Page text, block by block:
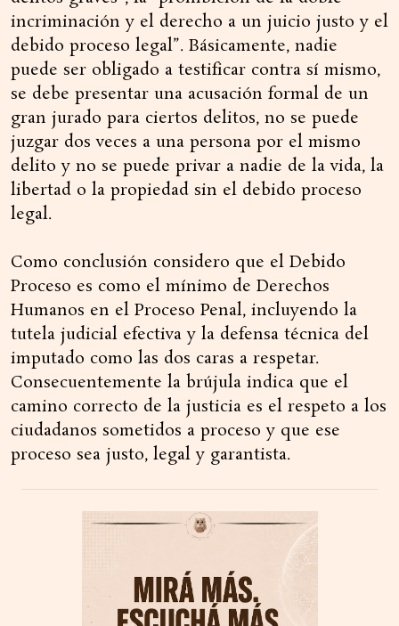
incriminación y el derecho a un juicio justo y el
debido proceso legal”. Básicamente, nadie
puede ser obligado a testificar contra sí mismo,
se debe presentar una acusación formal de un
gran jurado para ciertos delitos, no se puede
juzgar dos veces a una persona por el mismo
delito y no se puede privar a nadie de la vida, la
libertad o la propiedad sin el debido proceso
legal.
Como conclusión considero que el Debido
Proceso es como el mínimo de Derechos
Humanos en el Proceso Penal, incluyendo la
tutela judicial efectiva y la defensa técnica del
imputado como las dos caras a respetar.
Consecuentemente la brújula indica que el
camino correcto de la justicia es el respeto a los
ciudadanos sometidos a proceso y que ese
proceso sea justo, legal y garantista.